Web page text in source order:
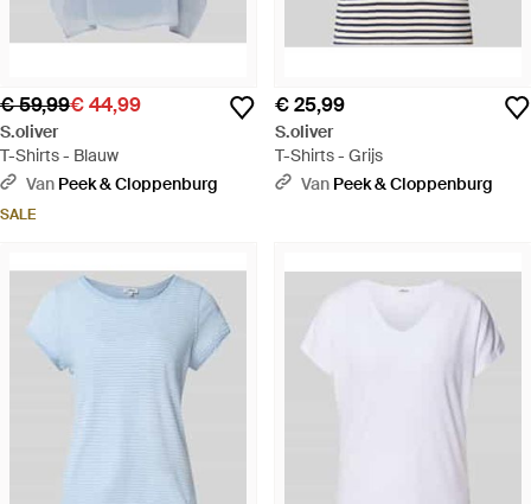
€ 59,99€ 44,99
S.oliver
T-Shirts - Blauw
Van Peek & Cloppenburg
SALE
€ 25,99
S.oliver
T-Shirts - Grijs
Van Peek & Cloppenburg